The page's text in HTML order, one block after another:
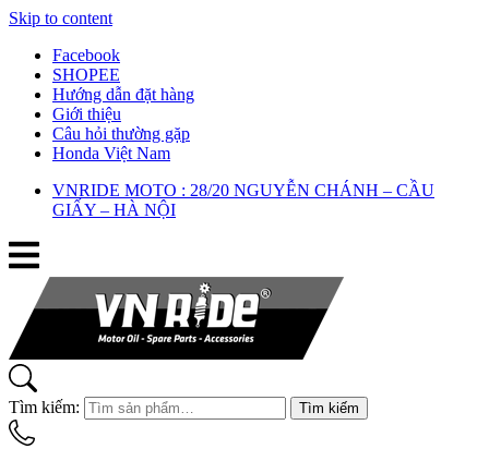
Skip to content
Facebook
SHOPEE
Hướng dẫn đặt hàng
Giới thiệu
Câu hỏi thường gặp
Honda Việt Nam
VNRIDE MOTO : 28/20 NGUYỄN CHÁNH – CẦU
GIẤY – HÀ NỘI
Tìm kiếm: Tìm kiếm